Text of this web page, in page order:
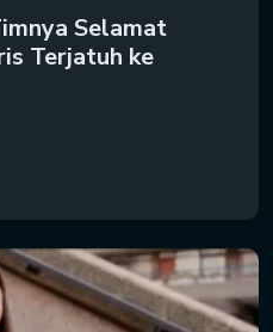
Selamat
Terjatuh ke